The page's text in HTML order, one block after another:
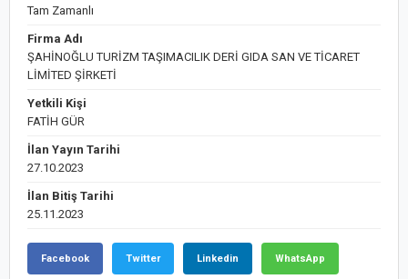
Tam Zamanlı
Firma Adı
ŞAHİNOĞLU TURİZM TAŞIMACILIK DERİ GIDA SAN VE TİCARET
LİMİTED ŞİRKETİ
Yetkili Kişi
FATİH GÜR
İlan Yayın Tarihi
27.10.2023
İlan Bitiş Tarihi
25.11.2023
Facebook Twitter Linkedin WhatsApp